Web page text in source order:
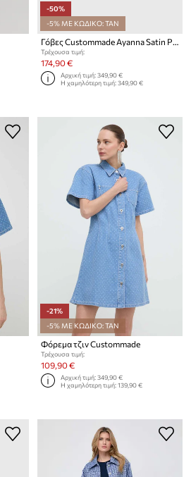
-50%
-5% ΜΕ ΚΩΔΙΚΟ: TAN
Τρέχουσα τιμή:
174,90 €
Αρχική τιμή:349,90 €
Η χαμηλότερη τιμή:349,90 €
-21%
-5% ΜΕ ΚΩΔΙΚΟ: TAN
Φόρεμα τζιν Custommade
Τρέχουσα τιμή:
109,90 €
Αρχική τιμή:349,90 €
Η χαμηλότερη τιμή:139,90 €